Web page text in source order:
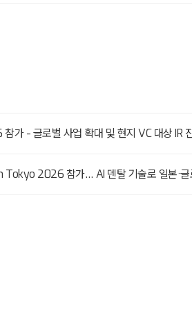
가 - 글로벌 사업 확대 및 현지 VC 대상 IR
2026 참가… AI 덴탈 기술로 일본·글